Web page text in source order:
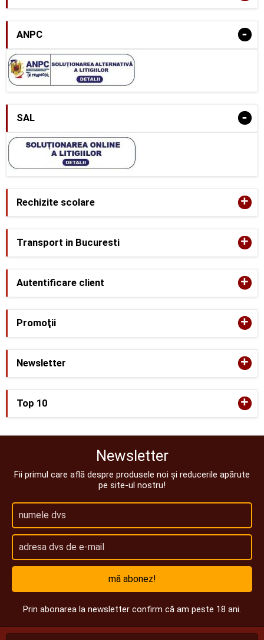
ANPC -
SAL -
Rechizite scolare +
Transport in Bucuresti +
Autentificare client +
Promoţii +
Newsletter +
Top 10 +
Newsletter
Fii primul care află despre produsele noi și reducerile apărute
pe site-ul nostru!
mă abonez!
Prin abonarea la newsletter confirm că am peste 18 ani.